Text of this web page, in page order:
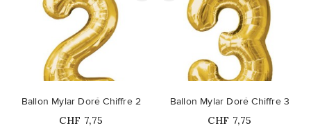
Ballon Mylar Doré Chiffre 2
Prix
CHF 7,75
Ballon Mylar Doré Chiffre 3
Prix
CHF 7,75